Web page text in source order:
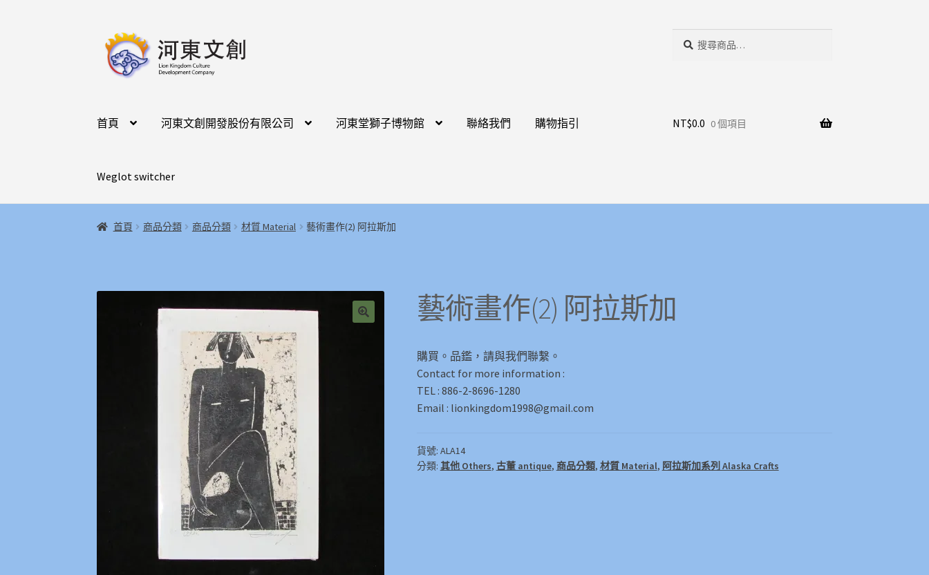
至
至
容
首頁 河東文創開發股份有限公司 河東堂獅子博物館 聯絡我們 購物指引
Weglot switcher
NT$0.0 0 個項目
首頁 商品分類 商品分類 材質 Material 藝術畫作(2) 阿拉斯加
藝術畫作(2) 阿拉斯加
購買。品鑑，請與我們聯繫。
Contact for more information :
TEL : 886-2-8696-1280
Email : lionkingdom1998@gmail.com
貨號: ALA14
分類: 其他 Others, 古董 antique, 商品分類, 材質 Material, 阿拉斯加系列 Alaska Crafts